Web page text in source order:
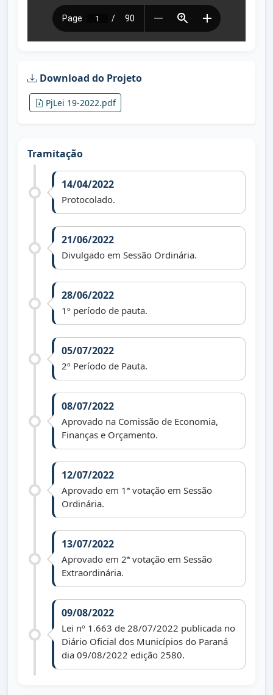
Download do Projeto
PjLei 19-2022.pdf
Tramitação
14/04/2022
Protocolado.
21/06/2022
Divulgado em Sessão Ordinária.
28/06/2022
1º período de pauta.
05/07/2022
2º Período de Pauta.
08/07/2022
Aprovado na Comissão de Economia,
Finanças e Orçamento.
12/07/2022
Aprovado em 1ª votação em Sessão
Ordinária.
13/07/2022
Aprovado em 2ª votação em Sessão
Extraordinária.
09/08/2022
Lei nº 1.663 de 28/07/2022 publicada no
Diário Oficial dos Municípios do Paraná
dia 09/08/2022 edição 2580.